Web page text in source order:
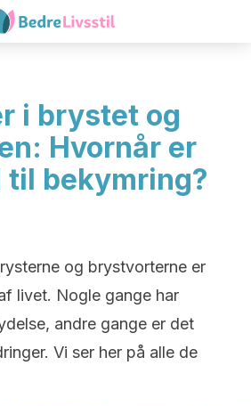
i brystet og
Hvornår er
til bekymring?
og brystvorterne er
livet. Nogle gange har
andre gange er det
Vi ser her på alle de